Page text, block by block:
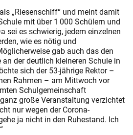
„Riesenschiff“ und meint damit
mit über 1 000 Schülern und
sei es schwierig, jedem einzelnen
wie es nötig und
gab auch das den
der deutlich kleineren Schule in
sich der 53-jährige Rektor –
Rahmen – am Mittwoch vor
Schulgemeinschaft
große Veranstaltung verzichtet
nur wegen der Corona-
ja nicht in den Ruhestand. Ich